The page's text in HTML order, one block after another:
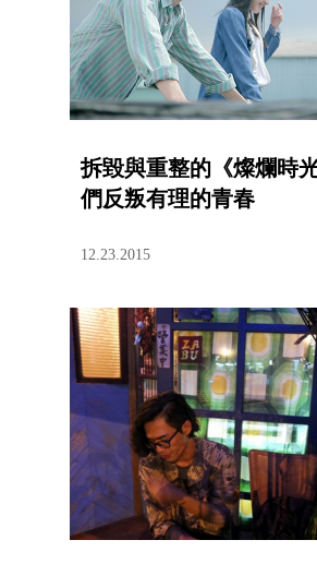
拆毀與重整的《燦爛時
們反叛有理的青春
12.23.2015